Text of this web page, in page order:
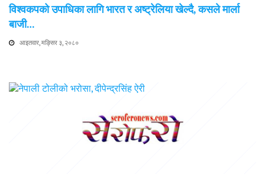
विश्वकपको उपाधिका लागि भारत र अष्ट्रेलिया खेल्दै, कसले मार्ला
बाजी…
आइतवार, मङ्सिर ३, २०८०